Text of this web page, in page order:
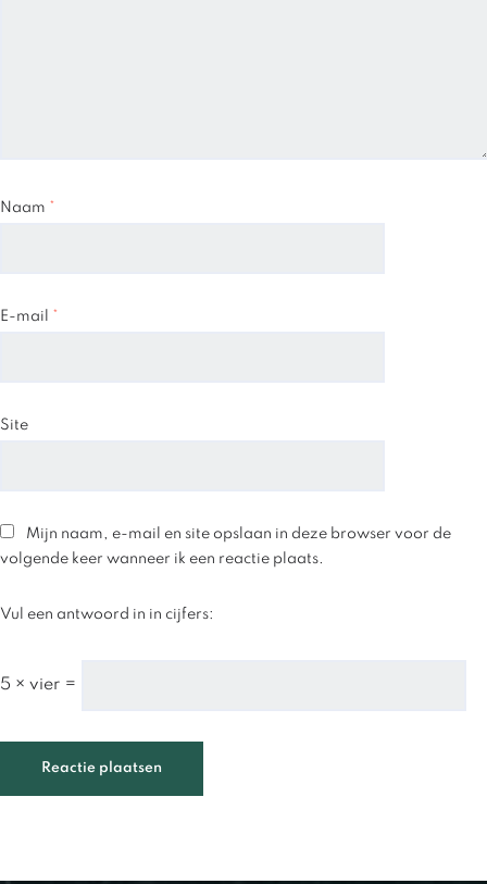
Naam *
E-mail *
Site
Mijn naam, e-mail en site opslaan in deze browser voor de
volgende keer wanneer ik een reactie plaats.
Vul een antwoord in in cijfers:
5 × vier =